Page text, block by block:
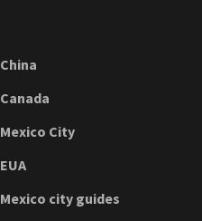
China
Canada
Mexico City
EUA
Mexico city guides